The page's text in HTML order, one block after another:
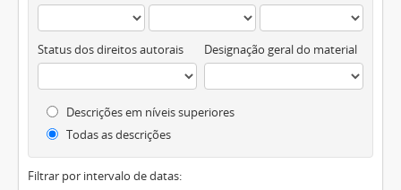
Status dos direitos autorais Designação geral do material
Descrições em níveis superiores
Todas as descrições
Filtrar por intervalo de datas: